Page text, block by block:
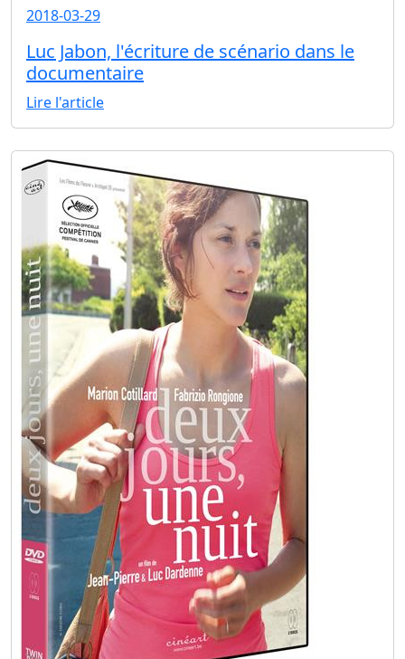
2018-03-29
Luc Jabon, l'écriture de scénario dans le
documentaire
Lire l'article